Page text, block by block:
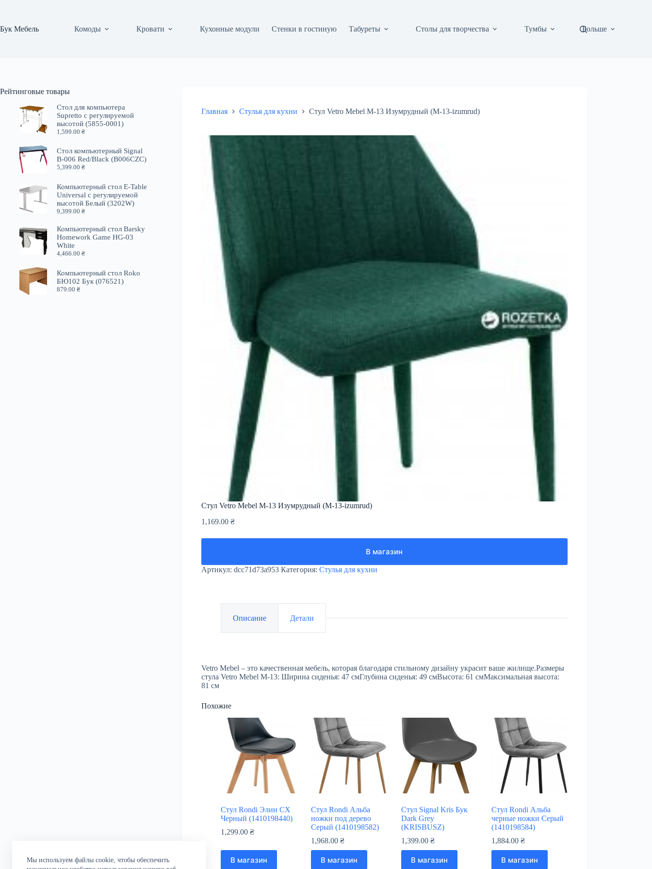
Мы используем файлы cookie, чтобы обеспечить
Бук Мебель Комоды Кровати Кухонные модули Стенки в гостиную Табуреты Столы для творчества Тумбы Больше
Главная Стулья для кухни Стул Vetro Mebel М-13 Изумрудный (M-13-izumrud)
Стул Vetro Mebel М-13 Изумрудный (M-13-izumrud)
1,169.00 ₴
В магазин
Артикул: dcc71d73a953 Категория: Стулья для кухни
Описание Детали
Vetro Mebel – это качественная мебель, которая благодаря стильному дизайну украсит ваше жилище.Размеры
стула Vetro Mebel М-13: Ширина сиденья: 47 смГлубина сиденья: 49 смВысота: 61 смМаксимальная высота:
81 см
Похожие
Стул Rondi Элин СХ
Черный (1410198440)
1,299.00 ₴
В магазин
Стул Rondi Альба
ножки под дерево
Серый (1410198582)
1,968.00₴
В магазин
Стул Signal Kris Бук
Dark Grey
(KRISBUSZ)
1,399.00₴
В магазин
Стул Rondi Альба
черные ножки Серый
(1410198584)
1,884.00₴
В магазин
Рейтинговые товары
Стол для компьютера
Supretto с регулируемой
высотой (5855-0001)
1,599.00₴
Стол компьютерный Signal
B-006 Red/Black (B006CZC)
5,399.00₴
Компьютерный стол E-Table
Universal с регулируемой
высотой Белый (3202W)
9,399.00₴
Компьютерный стол Barsky
Homework Game HG-03
White
4,466.00₴
Компьютерный стол Roko
БЮ102 Бук (076521)
879.00₴